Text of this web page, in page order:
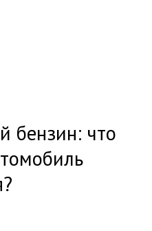
бензин: что